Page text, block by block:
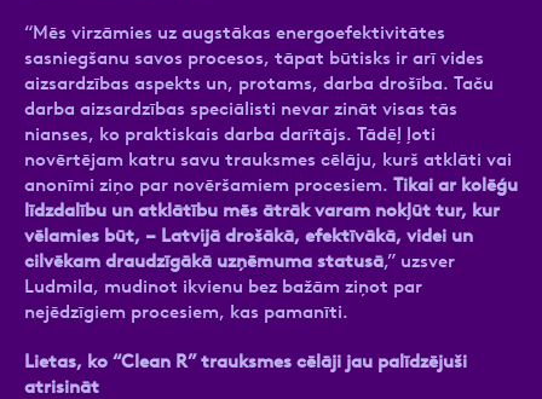
“Mēs virzāmies uz augstākas energoefektivitātes
sasniegšanu savos procesos, tāpat būtisks ir arī vides
aizsardzības aspekts un, protams, darba drošība. Taču
darba aizsardzības speciālisti nevar zināt visas tās
nianses, ko praktiskais darba darītājs. Tādēļ ļoti
novērtējam katru savu trauksmes cēlāju, kurš atklāti vai
anonīmi ziņo par novēršamiem procesiem. Tikai ar kolēģu
līdzdalību un atklātību mēs ātrāk varam nokļūt tur, kur
vēlamies būt, – Latvijā drošākā, efektīvākā, videi un
cilvēkam draudzīgākā uzņēmuma statusā,” uzsver
Ludmila, mudinot ikvienu bez bažām ziņot par
nejēdzīgiem procesiem, kas pamanīti.
Lietas, ko “Clean R” trauksmes cēlāji jau palīdzējuši
atrisināt